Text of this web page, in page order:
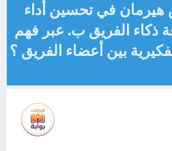
في تحسين أداء
ذكاء الفريق ب. عبر فهم
بين أعضاء الفريق ؟